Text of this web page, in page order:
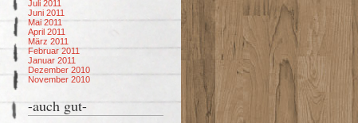
Juli 2011
Juni 2011
Mai 2011
April 2011
März 2011
Februar 2011
Januar 2011
Dezember 2010
November 2010
-auch gut-